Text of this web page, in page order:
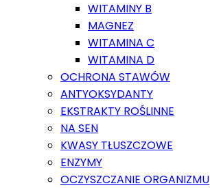
WITAMINY B
MAGNEZ
WITAMINA C
WITAMINA D
OCHRONA STAWÓW
ANTYOKSYDANTY
EKSTRAKTY ROŚLINNE
NA SEN
KWASY TŁUSZCZOWE
ENZYMY
OCZYSZCZANIE ORGANIZMU